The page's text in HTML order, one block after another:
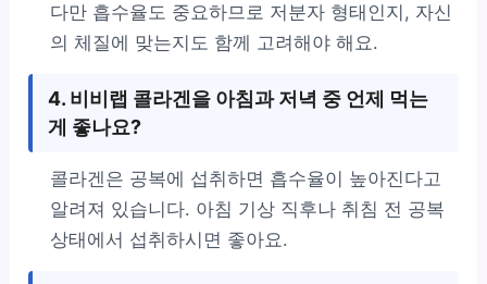
다만 흡수율도 중요하므로 저분자 형태인지, 자신
의 체질에 맞는지도 함께 고려해야 해요.
4. 비비랩 콜라겐을 아침과 저녁 중 언제 먹는
게 좋나요?
콜라겐은 공복에 섭취하면 흡수율이 높아진다고
알려져 있습니다. 아침 기상 직후나 취침 전 공복
상태에서 섭취하시면 좋아요.